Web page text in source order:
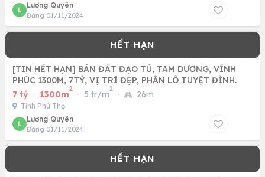
L
Lương Quyên
Đăng 01/11/2024
[TIN HẾT HẠN] BÁN ĐẤT ĐẠO TÚ, TAM DƯƠNG, VĨNH
PHÚC 1300M, 7TỶ, VỊ TRÍ ĐẸP, PHÂN LÔ TUYỆT ĐỈNH.
7 tỷ · 1300m
2
· 5 tr/m
2
· 26m
Tỉnh Phú Thọ
L
Lương Quyên
Đăng 01/11/2024